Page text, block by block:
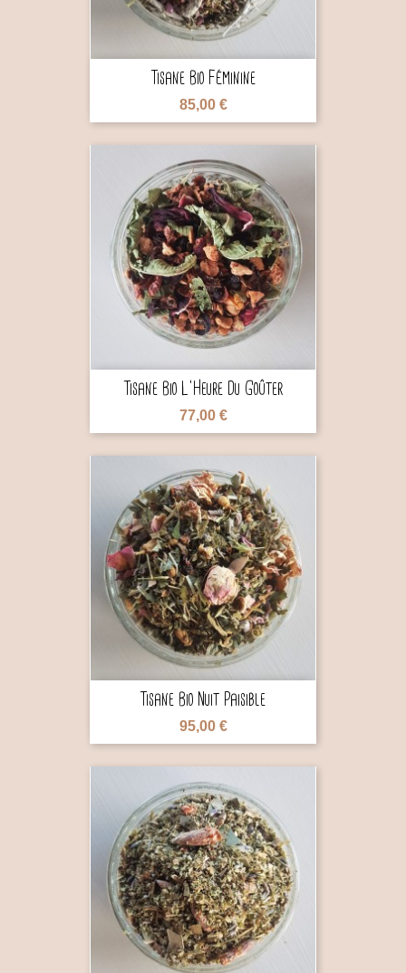
Tisane Bio Féminine
85,00 €

Tisane Bio L'Heure Du Goûter
77,00 €

Tisane Bio Nuit Paisible
95,00 €
